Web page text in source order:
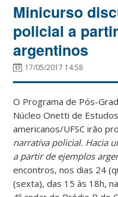
Minicurso
policial a
argentinos
17/05/2017 14:58
O Programa de Pós-
Núcleo Onetti de
americanos/UFSC irão
narrativa policial. Hacia
a partir de ejemplos
encontros, nos dias 24
(sexta), das 15 às 18h,